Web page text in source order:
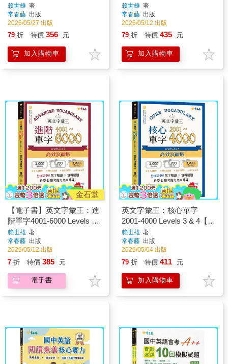
版】(附試題本，加碼送半
年免費數位學習體驗)
賴世雄 著
常春藤 出版
2026/05/27 出版
79 折 特價 356 元
加入購物車
效演練版】(附試題本，加
碼送半年免費數位學習體
驗)
賴世雄 著
常春藤 出版
2026/05/12 出版
79 折 特價 435 元
加入購物車
金石堂
【電子書】英文字彙王：進
階單字4001-6000 Levels 5
& 6【高效演練版】【有
聲】
賴世雄 著
常春藤 出版
2026/05/12 出版
7 折 特價 385 元
電子書
英文字彙王：核心單字
2001-4000 Levels 3 & 4【高
效演練版】
賴世雄 著
常春藤 出版
2026/05/04 出版
79 折 特價 411 元
加入購物車